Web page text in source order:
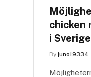
chicken
i
By juno19334